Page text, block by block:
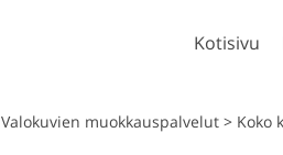
Kotisivu
Lightroom
Valokuvien muokkauspalvelut > Koko